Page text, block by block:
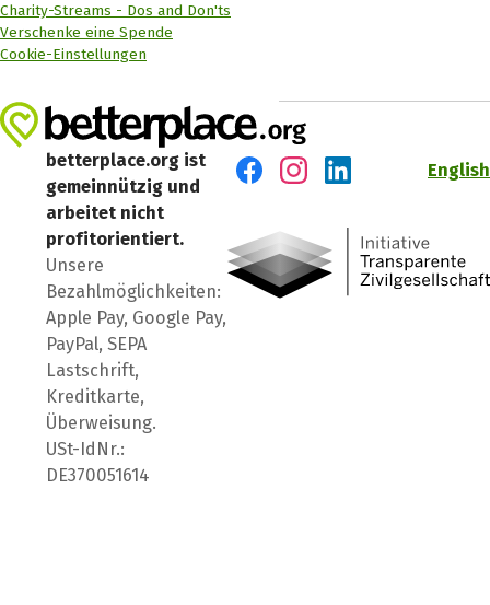
Charity-Streams - Dos and Don'ts
Verschenke eine Spende
Cookie-Einstellungen
betterplace.org ist
gemeinnützig und
arbeitet nicht
profitorientiert.
Unsere
Bezahlmöglichkeiten:
Apple Pay, Google Pay,
PayPal, SEPA
Lastschrift,
Kreditkarte,
Überweisung.
USt-IdNr.:
DE370051614
English